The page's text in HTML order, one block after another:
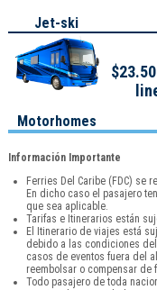
Jet-ski
Motorhomes
Información Importante
Ferries Del Caribe (FDC) se
En dicho caso el pasajero
que sea aplicable.
Tarifas e Itinerarios están
El Itinerario de viajes está
debido a las condiciones
casos de eventos fuera del
reembolsar o compensar de
Todo pasajero de toda